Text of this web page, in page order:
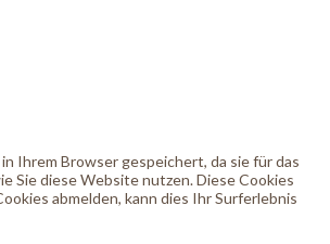
Ihrem Browser gespeichert, da sie für das
Sie diese Website nutzen. Diese Cookies
abmelden, kann dies Ihr Surferlebnis